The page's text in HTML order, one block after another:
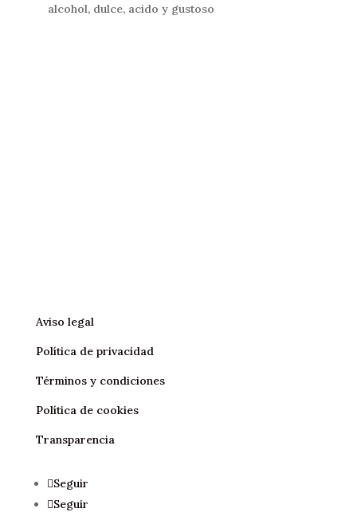
alcohol, dulce, acido y gustoso
Aviso legal
Política de privacidad
Términos y condiciones
Política de cookies
Transparencia
Seguir
Seguir